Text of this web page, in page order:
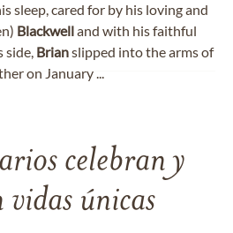
sleep, cared for by his loving and
Blackwelland with his faithful
side, Brianslipped into the arms of
on January ...
celebran y
únicas